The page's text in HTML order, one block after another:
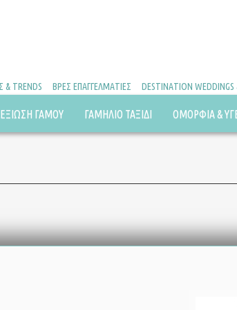
& TRENDS ΒΡΕΣ ΕΠΑΓΓΕΛΜΑΤΙΕΣ DESTINATION
ΓΑΜΟΥ ΓΑΜΗΛΙΟ ΤΑΞΙΔΙ ΟΜΟΡΦΙΑ &